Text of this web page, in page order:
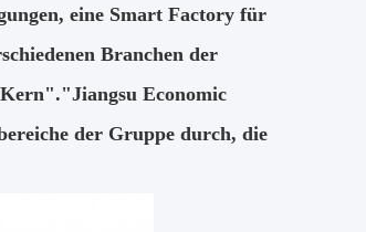
eine Smart Factory für
Branchen der
Economic
der Gruppe durch, die